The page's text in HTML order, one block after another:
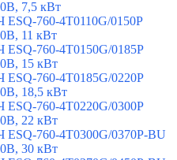
7,5 кВт
ESQ-760-4T0110G/0150P
11 кВт
ESQ-760-4T0150G/0185P
15 кВт
ESQ-760-4T0185G/0220P
18,5 кВт
ESQ-760-4T0220G/0300P
22 кВт
ESQ-760-4T0300G/0370P-BU
30 кВт